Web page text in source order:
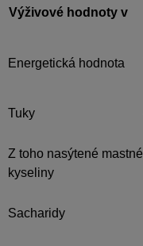
Výživové hodnoty v
Energetická hodnota
Tuky
Z toho nasýtené mastné
kyseliny
Sacharidy